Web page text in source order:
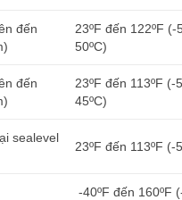
đến
23ºF đến 122ºF (-
50ºC)
đến
23ºF đến 113ºF (-
45ºC)
sealevel
23ºF đến 113ºF (-
-40ºF đến 160ºF